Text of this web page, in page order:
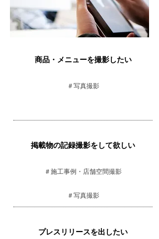
​商品・メニューを撮影したい
＃写真撮影
掲載物の記録撮影をして欲しい
＃施工事例・店舗空間撮影
​＃写真撮影
プレスリリースを出したい